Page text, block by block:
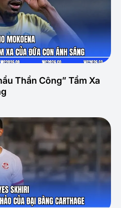
Thần Công” Tầm Xa